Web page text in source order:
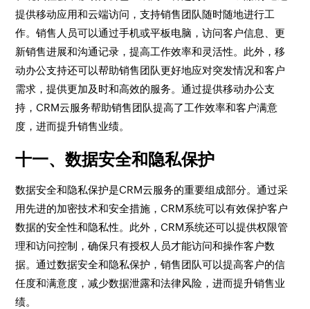
提供移动应用和云端访问，支持销售团队随时随地进行工
作。销售人员可以通过手机或平板电脑，访问客户信息、更
新销售进展和沟通记录，提高工作效率和灵活性。此外，移
动办公支持还可以帮助销售团队更好地应对突发情况和客户
需求，提供更加及时和高效的服务。通过提供移动办公支
持，CRM云服务帮助销售团队提高了工作效率和客户满意
度，进而提升销售业绩。
十一、数据安全和隐私保护
数据安全和隐私保护是CRM云服务的重要组成部分。通过采
用先进的加密技术和安全措施，CRM系统可以有效保护客户
数据的安全性和隐私性。此外，CRM系统还可以提供权限管
理和访问控制，确保只有授权人员才能访问和操作客户数
据。通过数据安全和隐私保护，销售团队可以提高客户的信
任度和满意度，减少数据泄露和法律风险，进而提升销售业
绩。